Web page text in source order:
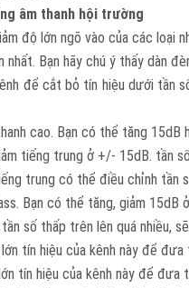
âm thanh hội trường
độ lớn ngõ vào của các loại
nhất. Bạn hãy chú ý thấy dàn
để cắt bỏ tín hiệu dưới tần
cao. Bạn có thể tăng
tiếng trung ở +/- 15dB. tần
trung có thể điều chỉnh tần
Bạn có thể tăng, giảm 15dB
số thấp trên lên quá nhiều,
tín hiệu của kênh này để
tín hiệu của kênh này để